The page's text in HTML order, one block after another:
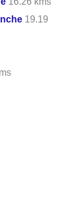
19.19